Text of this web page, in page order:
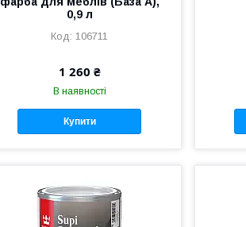
0,9 л
106711
1 260 ₴
В наявності
Купити